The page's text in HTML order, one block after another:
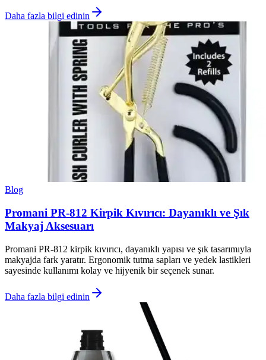
Daha fazla bilgi edinin
Blog
Promani PR-812 Kirpik Kıvırıcı: Dayanıklı ve Şık
Makyaj Aksesuarı
Promani PR-812 kirpik kıvırıcı, dayanıklı yapısı ve şık tasarımıyla
makyajda fark yaratır. Ergonomik tutma sapları ve yedek lastikleri
sayesinde kullanımı kolay ve hijyenik bir seçenek sunar.
Daha fazla bilgi edinin